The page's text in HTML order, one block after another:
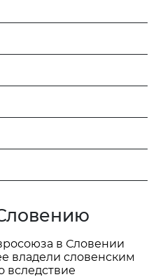
в Словении
владели словенским
вследствие